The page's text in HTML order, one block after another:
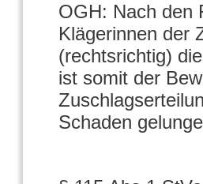
OGH: Nach den
Klägerinnen der
(rechtsrichtig)
ist somit der
Schaden